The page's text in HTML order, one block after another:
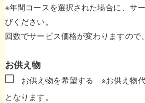
※年間コースを選択された場合に、サ
びください。
回数でサービス価格が変わりますので
お供え物
お供え物を希望する ※お供え物
となります。